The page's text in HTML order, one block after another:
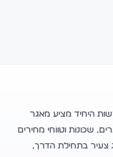
היחיד מציע מאגר
שכונות וטווחי מחירים
צעיר בתחילת הדרך,